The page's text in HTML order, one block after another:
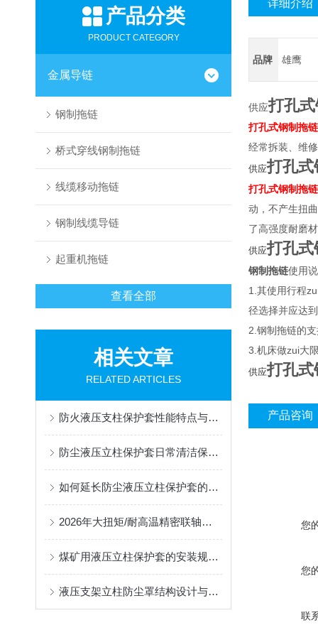
产品分类
PRODUCT CATEGORY
金属导链
钢制拖链
桥式穿线钢制拖链
线缆移动拖链
钢制线缆导链
起重机拖链
查看全部
相关文章
RELATED ARTICLES
防火液压支柱保护套性能特点与阻燃防护应用
防尘液压立柱保护套日常清洁保养与更换规范
如何延长防尘液压立柱保护套的使用寿命？
2026年大扭矩/耐高温精密联轴器定制找哪家？能实现精准定制的优质厂家盘点
煤矿用液压立柱保护套的安装规范与使用寿命提升方案
液压支架立柱防尘罩结构设计与密封防护原理
详细介绍
品牌 雄鹰
供应打孔
打孔式钢制拖链
经常拆装、维
供应打孔式
打孔式钢制拖链
动，不产生扭
了高强度耐磨
供应打孔式
钢制拖链使用
1.其使用行程
径选择并应达
2.钢制拖链的
3.机床做zui大
供应打孔式
产品咨询
您
您
联